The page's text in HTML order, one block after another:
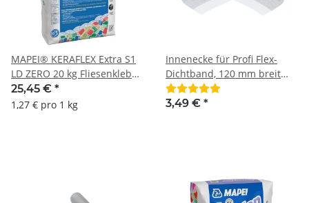
MAPEI® KERAFLEX Extra S1
LD ZERO 20 kg Fliesenkleber
Fliesenverlegemörtel für
keramische Fliesen und
25,45 € *
1,27 € pro 1 kg
Innenecke für Profi Flex-
Dichtband, 120 mm breit
BTEC
3,49 € *